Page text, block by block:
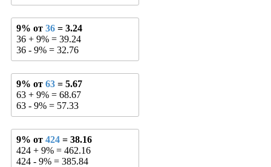
9% от 36 = 3.24
36 + 9% = 39.24
36 - 9% = 32.76
9% от 63 = 5.67
63 + 9% = 68.67
63 - 9% = 57.33
9% от 424 = 38.16
424 + 9% = 462.16
424 - 9% = 385.84